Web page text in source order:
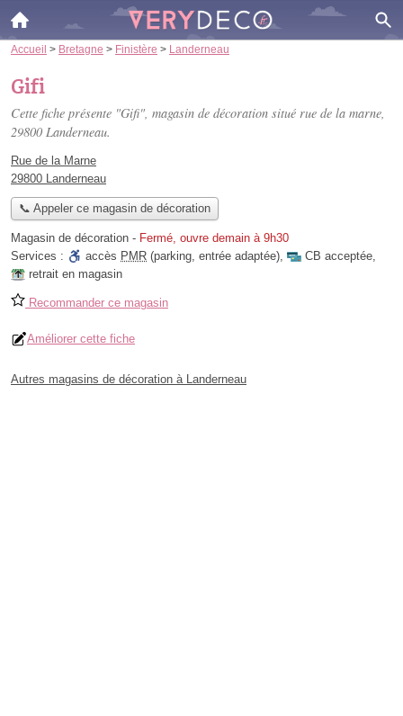
Accueil > Bretagne > Finistère > Landerneau
Gifi
Cette fiche présente "Gifi", magasin de décoration situé rue de la marne,
29800 Landerneau.
Rue de la Marne
29800 Landerneau
📞 Appeler ce magasin de décoration
Magasin de décoration - Fermé, ouvre demain à 9h30
Services :
accès PMR (parking, entrée adaptée), CB acceptée,
retrait en magasin
Recommander ce magasin
Améliorer cette fiche
Autres magasins de décoration à Landerneau